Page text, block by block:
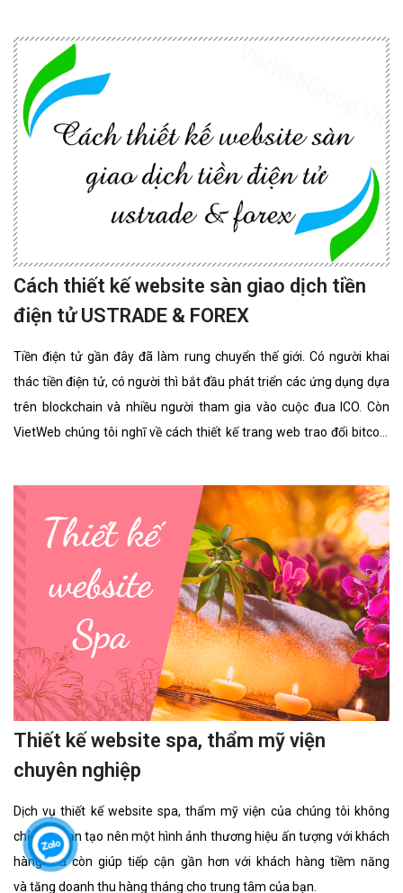
Cách thiết kế website sàn giao dịch tiền
điện tử USTRADE & FOREX
Tiền điện tử gần đây đã làm rung chuyển thế giới. Có người khai
thác tiền điện tử, có người thì bắt đầu phát triển các ứng dụng dựa
trên blockchain và nhiều người tham gia vào cuộc đua ICO. Còn
VietWeb chúng tôi nghĩ về cách thiết kế trang web trao đổi bitcoin
Thiết kế website spa, thẩm mỹ viện
chuyên nghiệp
Dịch vụ thiết kế website spa, thẩm mỹ viện của chúng tôi không
chỉ giúp bạn tạo nên một hình ảnh thương hiệu ấn tượng với khách
hàng mà còn giúp tiếp cận gần hơn với khách hàng tiềm năng
và tăng doanh thu hàng tháng cho trung tâm của bạn.